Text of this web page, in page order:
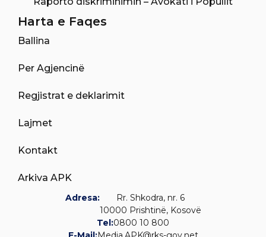
Harta e Faqes
Ballina
Per Agjencinë
Regjistrat e deklarimit
Lajmet
Kontakt
Arkiva APK
Adresa:
Rr. Shkodra, nr. 6
10000 Prishtinë, Kosovë
Tel:0800 10 800